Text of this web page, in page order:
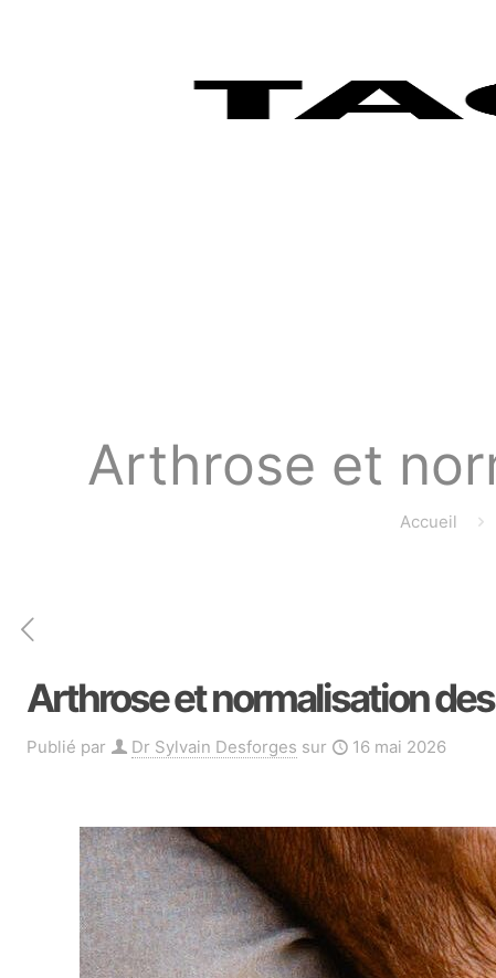
Arthrose et
Accueil
Arthrose et normalisation
Publié par Dr Sylvain Desforges sur 16 mai 2026